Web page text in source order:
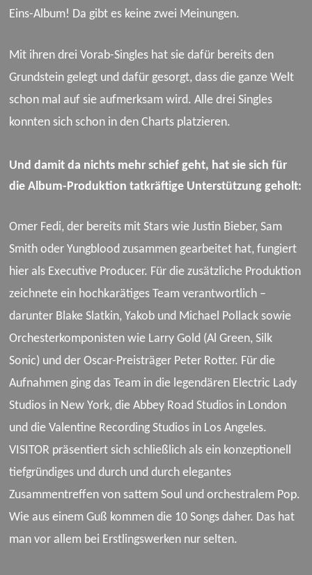
Eins-Album! Da gibt es keine zwei Meinungen.
Mit ihren drei Vorab-Singles hat sie dafür bereits den
Grundstein gelegt und dafür gesorgt, dass die ganze Welt
schon mal auf sie aufmerksam wird. Alle drei Singles
konnten sich schon in den Charts platzieren.
Und damit da nichts mehr schief geht, hat sie sich für
die Album-Produktion tatkräftige Unterstützung geholt:
Omer Fedi, der bereits mit Stars wie Justin Bieber, Sam
Smith oder Yungblood zusammen gearbeitet hat, fungiert
hier als Executive Producer. Für die zusätzliche Produktion
zeichnete ein hochkarätiges Team verantwortlich –
darunter Blake Slatkin, Yakob und Michael Pollack sowie
Orchesterkomponisten wie Larry Gold (Al Green, Silk
Sonic) und der Oscar-Preisträger Peter Rotter. Für die
Aufnahmen ging das Team in die legendären Electric Lady
Studios in New York, die Abbey Road Studios in London
und die Valentine Recording Studios in Los Angeles.
VISITOR präsentiert sich schließlich als ein konzeptionell
tiefgründiges und durch und durch elegantes
Zusammentreffen von sattem Soul und orchestralemPop.
Wie aus einem Guß kommen die 10 Songs daher. Das hat
man vor allem bei Erstlingswerken nur selten.